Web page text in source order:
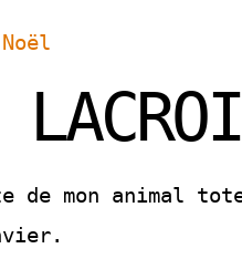
de mon animal